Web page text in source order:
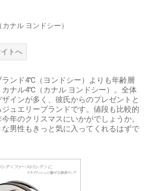
ナル ヨンドシー）
トへ
ンド4℃（ヨンドシー）よりも年齢層
カナル4℃（カナル ヨンドシー）。全体
インが多く、彼氏からのプレゼントと
ュエリーブランドです。値段も比較的
年のクリスマスにいかがでしょうか。
男性もきっと気に入ってくれるはずで